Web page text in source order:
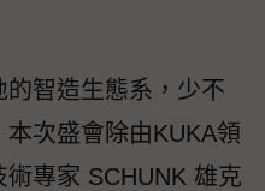
智造生態系，少不
次盛會除由KUKA領
專家 SCHUNK 雄克